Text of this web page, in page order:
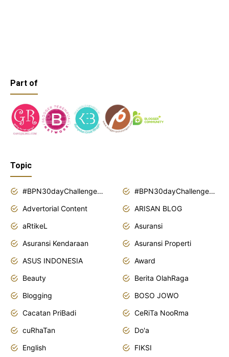
Part of
Topic
#BPN30dayChallenge2018
#BPN30dayChallenge2019
Advertorial Content
ARISAN BLOG
aRtikeL
Asuransi
Asuransi Kendaraan
Asuransi Properti
ASUS INDONESIA
Award
Beauty
Berita OlahRaga
Blogging
BOSO JOWO
Cacatan PriBadi
CeRiTa NooRma
cuRhaTan
Do'a
English
FIKSI